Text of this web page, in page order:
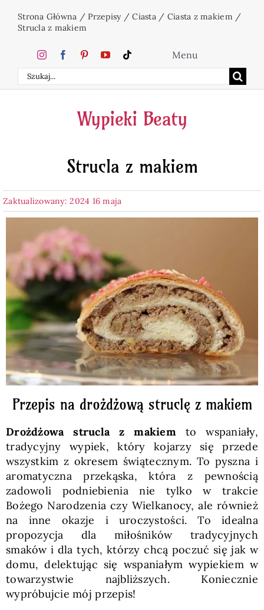
Strona Główna /Przepisy/Ciasta/ Ciasta z makiem /
Strucla z makiem
Szukaj
Menu
Home
Ciasta
Desery
Pieczywo
Przetwory
Posiłki
Zdrowo i fit
Kuchnie świata
SKLEP
Polski
Wypieki Beaty
Strucla z makiem
Zaktualizowany: 2024 16 maja
Przepis na drożdżową struclę z makiem
Drożdżowa strucla z makiemto wspaniały,
tradycyjny wypiek, który kojarzy się przede
wszystkim z okresem świątecznym. To pyszna i
aromatyczna przekąska, która z pewnością
zadowoli podniebienia nie tylko w trakcie
Bożego Narodzenia czy Wielkanocy, ale również
na inne okazje i uroczystości. To idealna
propozycja dla miłośników tradycyjnych
smaków i dla tych, którzy chcą poczuć się jak w
domu, delektując się wspaniałym wypiekiem w
towarzystwie najbliższych. Koniecznie
wypróbujcie mój przepis!